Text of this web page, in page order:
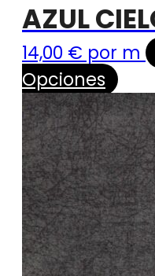
AZUL
14,00 € por m
Opciones